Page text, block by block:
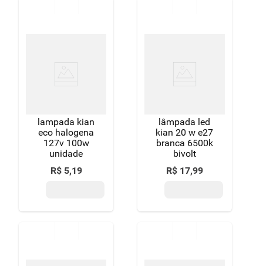
lampada kian
eco halogena
127v 100w
unidade
R$ 5,19
lâmpada led
kian 20 w e27
branca 6500k
bivolt
R$ 17,99